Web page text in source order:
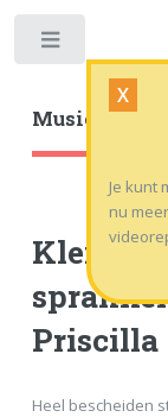
Musicalworld
X
Je kunt
nu
Klein
Priscilla
Heel bescheiden